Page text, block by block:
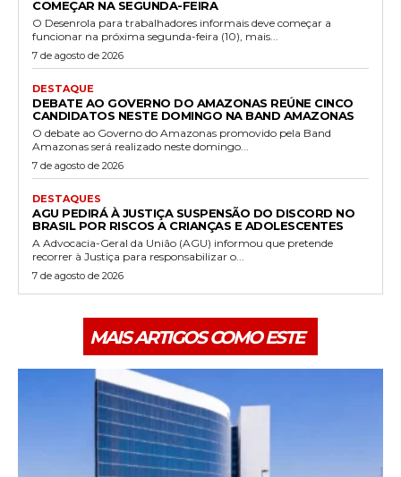
COMEÇAR NA SEGUNDA-FEIRA
O Desenrola para trabalhadores informais deve começar a
funcionar na próxima segunda-feira (10), mais...
7 de agosto de 2026
DESTAQUE
DEBATE AO GOVERNO DO AMAZONAS REÚNE CINCO
CANDIDATOS NESTE DOMINGO NA BAND AMAZONAS
O debate ao Governo do Amazonas promovido pela Band
Amazonas será realizado neste domingo...
7 de agosto de 2026
DESTAQUES
AGU PEDIRÁ À JUSTIÇA SUSPENSÃO DO DISCORD NO
BRASIL POR RISCOS A CRIANÇAS E ADOLESCENTES
A Advocacia-Geral da União (AGU) informou que pretende
recorrer à Justiça para responsabilizar o...
7 de agosto de 2026
MAIS ARTIGOS COMO ESTE